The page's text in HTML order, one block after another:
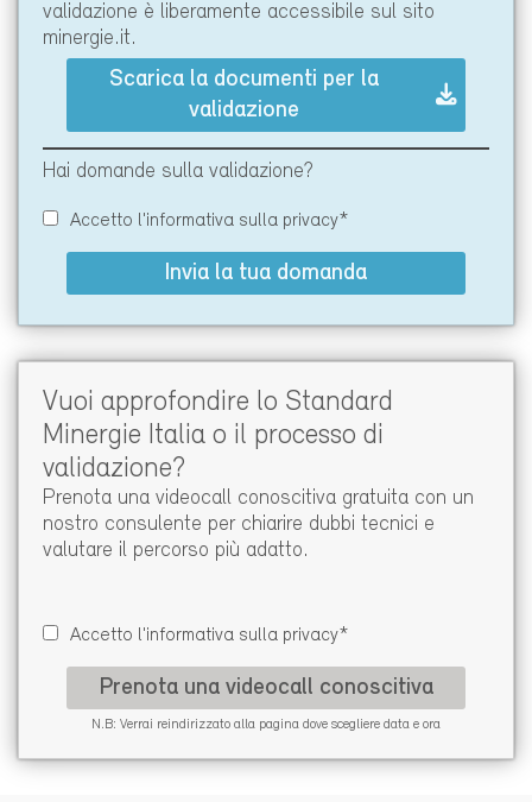
validazione è liberamente accessibile sul sito
minergie.it.
Scarica la documenti per la
validazione
Hai domande sulla validazione?
Accetto l'informativa sulla privacy*
Invia la tua domanda
Vuoi approfondire lo Standard
Minergie Italia o il processo di
validazione?
Prenota una videocall conoscitiva gratuita con un
nostro consulente per chiarire dubbi tecnici e
valutare il percorso più adatto.
Accetto l'informativa sulla privacy*
Prenota una videocall conoscitiva
N.B: Verrai reindirizzato alla pagina dove scegliere data e ora